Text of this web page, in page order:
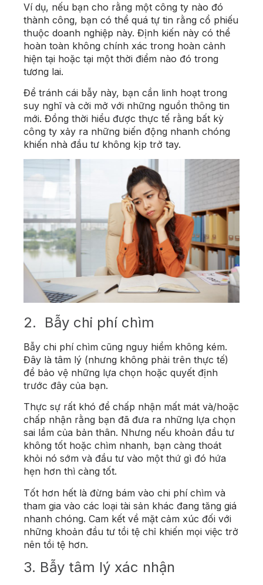
Ví dụ, nếu bạn cho rằng một công ty nào đó
thành công, bạn có thể quá tự tin rằng cổ phiếu
thuộc doanh nghiệp này. Định kiến ​​này có thể
hoàn toàn không chính xác trong hoàn cảnh
hiện tại hoặc tại một thời điểm nào đó trong
tương lai.
Để tránh cái bẫy này, bạn cần linh hoạt trong
suy nghĩ và cởi mở với những nguồn thông tin
mới. Đồng thời hiểu được thực tế rằng bất kỳ
công ty xảy ra những biến động nhanh chóng
khiến nhà đầu tư không kịp trở tay.
2. Bẫy chi phí chìm
Bẫy chi phí chìm cũng nguy hiểm không kém.
Đây là tâm lý (nhưng không phải trên thực tế)
để bảo vệ những lựa chọn hoặc quyết định
trước đây của bạn.
Thực sự rất khó để chấp nhận mất mát và/hoặc
chấp nhận rằng bạn đã đưa ra những lựa chọn
sai lầm của bản thân. Nhưng nếu khoản đầu tư
không tốt hoặc chìm nhanh, bạn càng thoát
khỏi nó sớm và đầu tư vào một thứ gì đó hứa
hẹn hơn thì càng tốt.
Tốt hơn hết là đừng bám vào chi phí chìm và
tham gia vào các loại tài sản khác đang tăng giá
nhanh chóng. Cam kết về mặt cảm xúc đối với
những khoản đầu tư tồi tệ chỉ khiến mọi việc trở
nên tồi tệ hơn.
3. Bẫy tâm lý xác nhận